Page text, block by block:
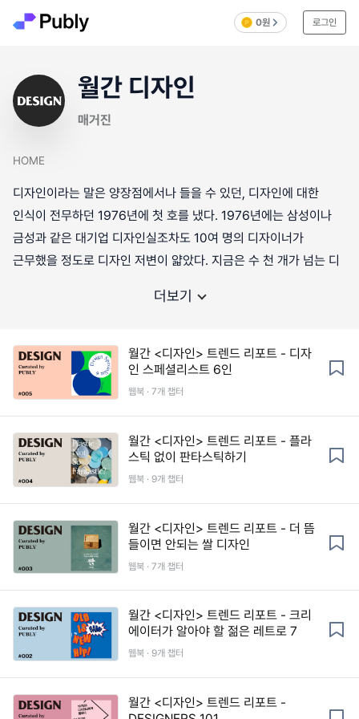
0원 로그인
월간 디자인
매거진
HOME
디자인이라는 말은 양장점에서나 들을 수 있던, 디자인에 대한
인식이 전무하던 1976년에 첫 호를 냈다. 1976년에는 삼성이나
금성과 같은 대기업 디자인실조차도 10여 명의 디자이너가
근무했을 정도로 디자인 저변이 얇았다. 지금은 수 천 개가 넘는 디
더보기
월간 <디자인> 트렌드 리포트 - 디자
인 스페셜리스트 6인
웹북 · 7개 챕터
월간 <디자인> 트렌드 리포트 - 플라
스틱 없이 판타스틱하기
웹북 · 9개 챕터
월간 <디자인> 트렌드 리포트 - 더 뜸
들이면 안되는 쌀 디자인
웹북 · 7개 챕터
월간 <디자인> 트렌드 리포트 - 크리
에이터가 알아야 할 젊은 레트로 7
웹북 · 9개 챕터
월간 <디자인> 트렌드 리포트 -